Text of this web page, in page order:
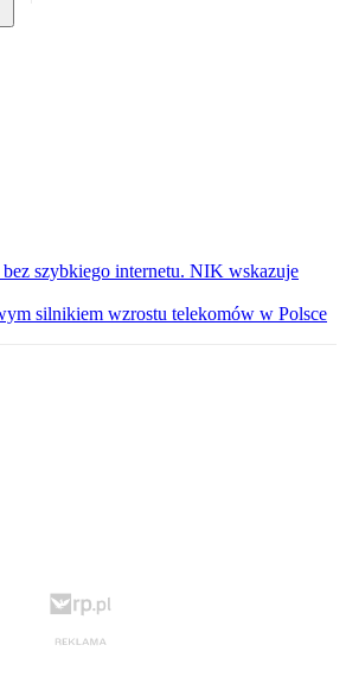
szybkiego internetu. NIK wskazuje
silnikiem wzrostu telekomów w Polsce